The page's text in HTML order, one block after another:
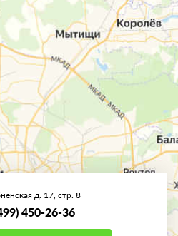
д. 17, стр. 8
450-26-36